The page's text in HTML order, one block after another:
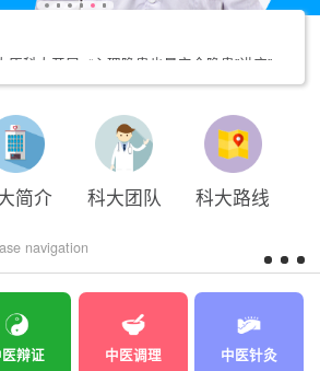
太原科大开展--“心理隐患也是安全隐患”讲座”
简介 科大团队 科大路线
navigation
辩证 中医调理 中医针灸